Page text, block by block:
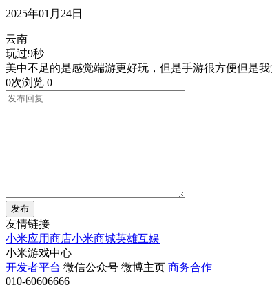
2025年01月24日
云南
玩过9秒
美中不足的是感觉端游更好玩，但是手游很方便但是
0次浏览 0
发布
友情链接
小米应用商店小米商城英雄互娱
小米游戏中心
开发者平台 微信公众号 微博主页 商务合作
010-60606666